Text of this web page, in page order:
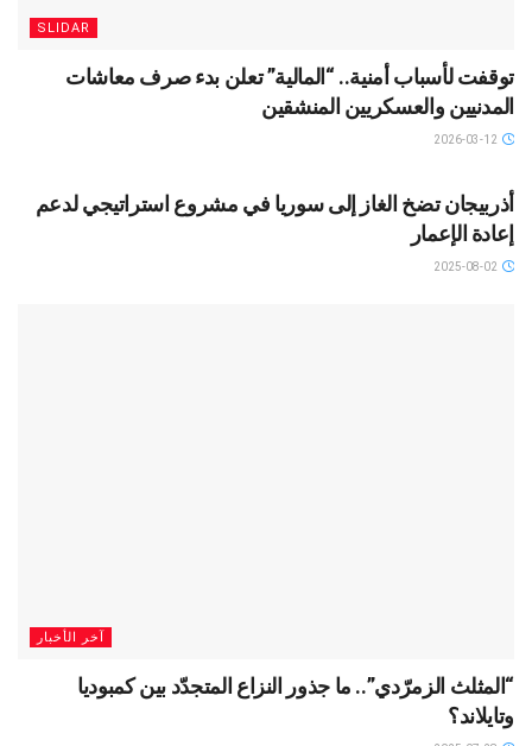
SLIDAR
توقفت لأسباب أمنية.. “المالية” تعلن بدء صرف معاشات
المدنيين والعسكريين المنشقين
أذربيجان تضخ الغاز إلى سوريا في مشروع استراتيجي لدعم
إعادة الإعمار
آخر الأخبار
“المثلث الزمرّدي”.. ما جذور النزاع المتجدّد بين كمبوديا
وتايلاند؟